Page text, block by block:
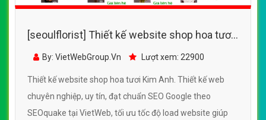
[seoulflorist] Thiết kế website shop hoa tươi
Kim Anh đẹp, chuyên nghiệp chuẩn SEO
By: VietWebGroup.Vn Lượt xem: 22900
Thiết kế website shop hoa tươi Kim Anh. Thiết kế web
chuyên nghiệp, uy tín, đạt chuẩn SEO Google theo
SEOquake tại VietWeb, tối ưu tốc độ load website giúp